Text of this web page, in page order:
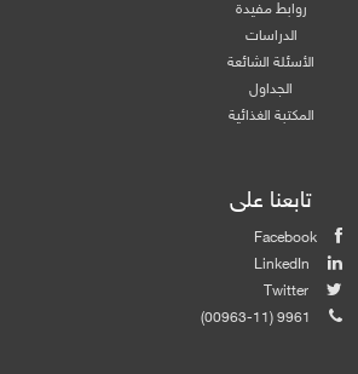
روابط مفيدة
الدراسات
الأسئلة الشائعة
الجداول
المكتبة الغذائية
تابعنا على
Facebook
LinkedIn
Twitter
(00963-11) 9961